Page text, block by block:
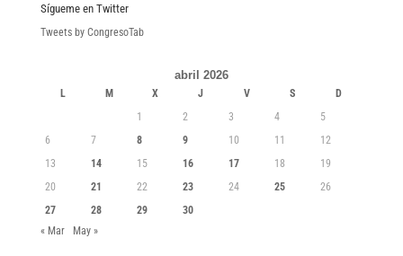
Sígueme en Twitter
Tweets by CongresoTab
abril 2026
L M X J V S
D
1
2 3 4
5
6
7 8 9 10 11
12
13
14 15 16 17 18
19
20
21 22 23 24 25
26
27
28 29
30
« Mar
May »